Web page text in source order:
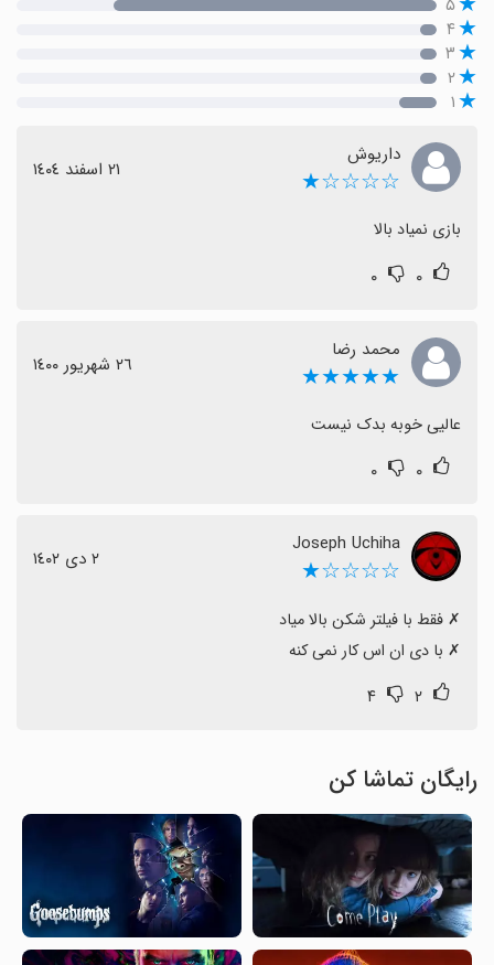
۴
۳
۲
۱
داریوش
☆☆☆☆★ ٢١ اسفند ١٤٠٤
بازی نمیاد بالا
۰ ۰
محمد رضا
★★★★★ ٢٦ شهریور ١٤٠٠
عالیی خوبه بدک نیست
۰ ۰
Joseph Uchiha
☆☆☆☆★ ٢ دی ١٤٠٢
‏✗ با دی ان اس کار نمی کنه
۲ ۴
رایگان تماشا کن